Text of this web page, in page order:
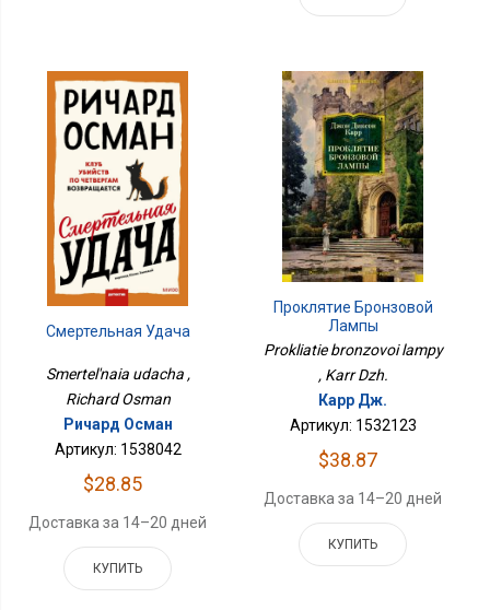
Смертельная Удача
Smertel'naia udacha ,
Richard Osman
Ричард Осман
Артикул: 1538042
$28.85
Доставка за 14–20 дней
КУПИТЬ
Проклятие Бронзовой
Лампы
Prokliatie bronzovoi lampy
, Karr Dzh.
Карр Дж.
Артикул: 1532123
$38.87
Доставка за 14–20 дней
КУПИТЬ